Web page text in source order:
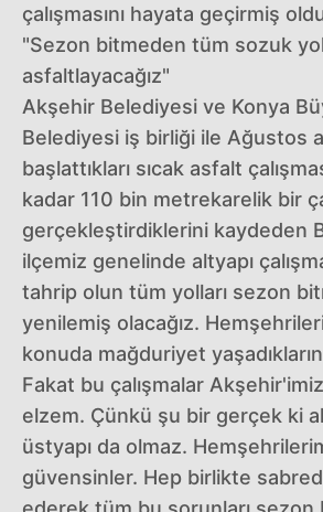
çalışmasını hayata geçirmiş
"Sezon bitmeden tüm sozuk
asfaltlayacağız"
Akşehir Belediyesi ve Konya
Belediyesi iş birliği ile Ağustos
başlattıkları sıcak asfalt
kadar 110 bin metrekarelik bir
gerçekleştirdiklerini kaydeden
ilçemiz genelinde altyapı
tahrip olun tüm yolları sezon
yenilemiş olacağız.
konuda mağduriyet
Fakat bu çalışmalar
elzem. Çünkü şu bir gerçek ki
üstyapı da olmaz.
güvensinler. Hep birlikte